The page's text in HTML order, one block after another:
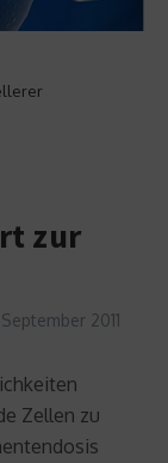
zur
2011
Zellen zu